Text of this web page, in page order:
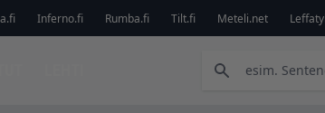
Inferno.fi Rumba.fi Tilt.fi Meteli.net